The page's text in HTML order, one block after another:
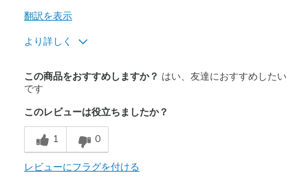
翻訳を表示
より詳しく
Durable
以下に最適
Casual Wear
Width
Feels true to width
この商品をおすすめしますか？ はい、友達におすすめしたい
です
このレビューは役立ちましたか？
1 0
レビューにフラグを付ける